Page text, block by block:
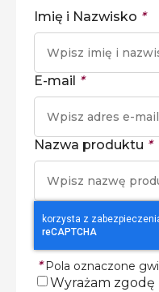
Imię i Nazwisko *
E-mail *
Nazwa produktu *
* Pola oznaczone
Wyrażam